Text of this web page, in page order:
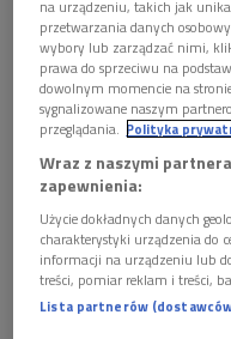
Nieszporami maryjnymi
W pierwszej rundzie
adiutorium/Domine ad
Dominus, w trzeciej -
finale - motetu Duo
Nieszpory Maryi Panny
opublikowane w 1610
w którym sacrum łączy
oddaje pola muzycznym
na urządzeniu, takich jak
przetwarzania danych
wybory lub zarządzać nimi,
prawa do sprzeciwu na
dowolnym momencie na
sygnalizowane naszym
przeglądania.
Polityka
Wraz z naszymi
zapewnienia:
Użycie dokładnych danych
charakterystyki urządzenia do
informacji na urządzeniu lub
treści, pomiar reklam i treści,
Lista partnerów